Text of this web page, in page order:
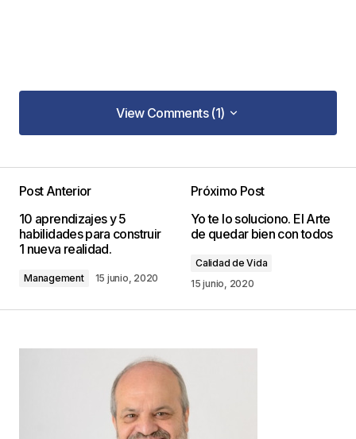
View Comments (1)
View Comments (1)
publicada. Los campos obligatorios están
marcados con*
Comentario*
*
Post Anterior
10 aprendizajes y 5
habilidades para construir
1 nueva realidad.
Management 15 junio, 2020
Próximo Post
Yo te lo soluciono. El Arte
de quedar bien con todos
Calidad de Vida
15 junio, 2020